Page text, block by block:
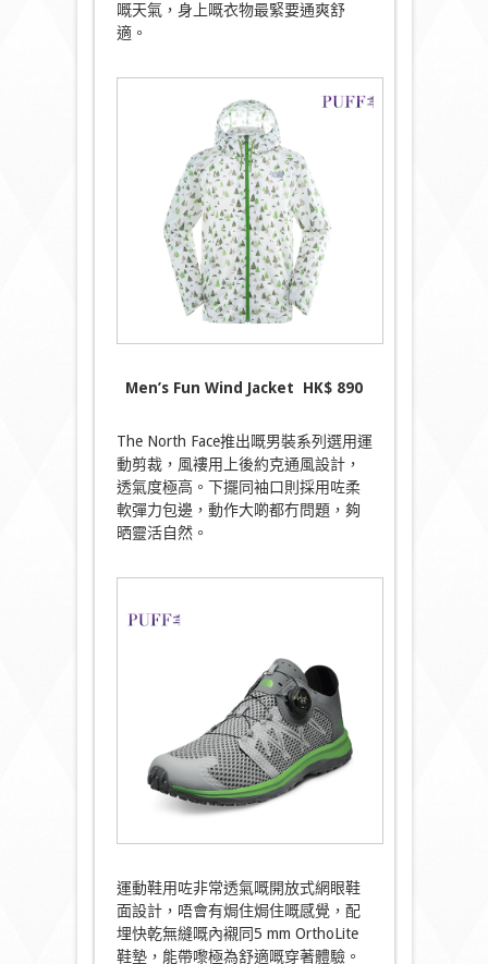
嘅天氣，身上嘅衣物最緊要通爽舒
適。
Men’s Fun Wind Jacket HK$ 890
The North Face推出嘅男裝系列選用運
動剪裁，風褸用上後約克通風設計，
透氣度極高。下擺同袖口則採用咗柔
軟彈力包邊，動作大啲都冇問題，夠
晒靈活自然。
運動鞋用咗非常透氣嘅開放式網眼鞋
面設計，唔會有焗住焗住嘅感覺，配
埋快乾無縫嘅內襯同5 mm OrthoLite
鞋墊，能帶嚟極為舒適嘅穿著體驗。